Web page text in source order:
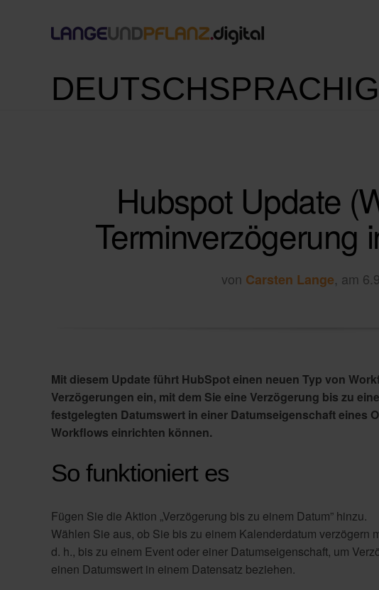
Hubspot Update
Terminverzögerung
von Carsten Lange, am
Mit diesem Update führt HubSpot einen neuen Typ von
Verzögerungen ein, mit dem Sie eine Verzögerung bis zu
festgelegten Datumswert in einer Datumseigenschaft eines
Workflows einrichten können.
So funktioniert es
Fügen Sie die Aktion „Verzögerung bis zu einem Datum” hinzu.
Wählen Sie aus, ob Sie bis zu einem Kalenderdatum verzögern
d. h., bis zu einem Event oder einer Datumseigenschaft, um
einen Datumswert in einem Datensatz beziehen.